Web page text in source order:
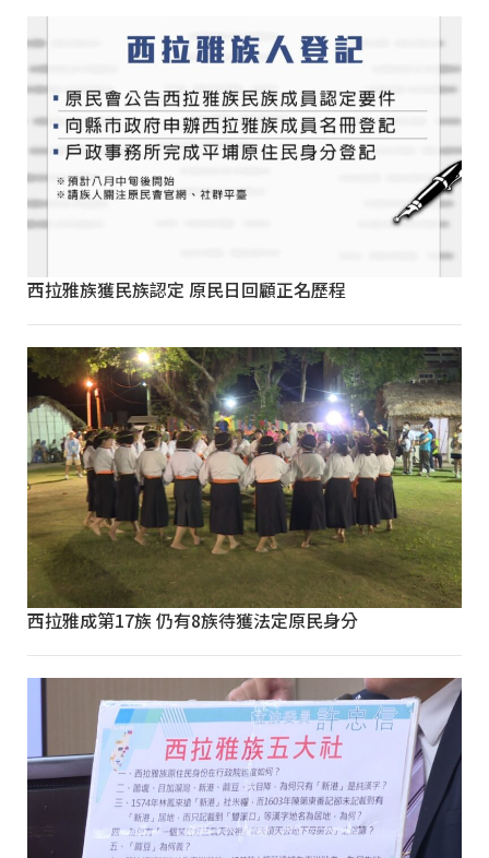
西拉雅族獲民族認定 原民日回顧正名歷程
西拉雅成第17族 仍有8族待獲法定原民身分